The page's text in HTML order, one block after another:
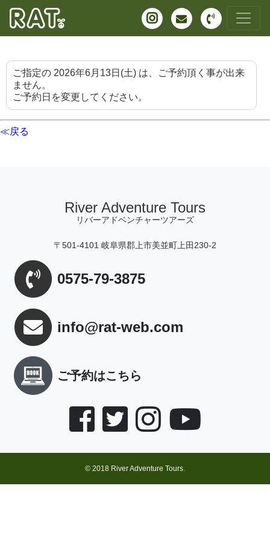
ご指定の 2026年6月13日(土) は、ご予約頂く事が出来
ません。
ご予約日を変更してください。
≪戻る
River Adventure Tours
リバーアドベンチャーツアーズ
〒501-4101 岐阜県郡上市美並町上田230-2
0575-79-3875
info@rat-web.com
ご予約はこちら
© 2018 River Adventure Tours.